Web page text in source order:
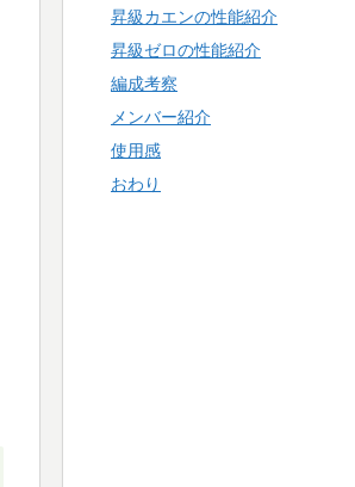
昇級カエンの性能紹介
昇級ゼロの性能紹介
編成考察
メンバー紹介
使用感
おわり